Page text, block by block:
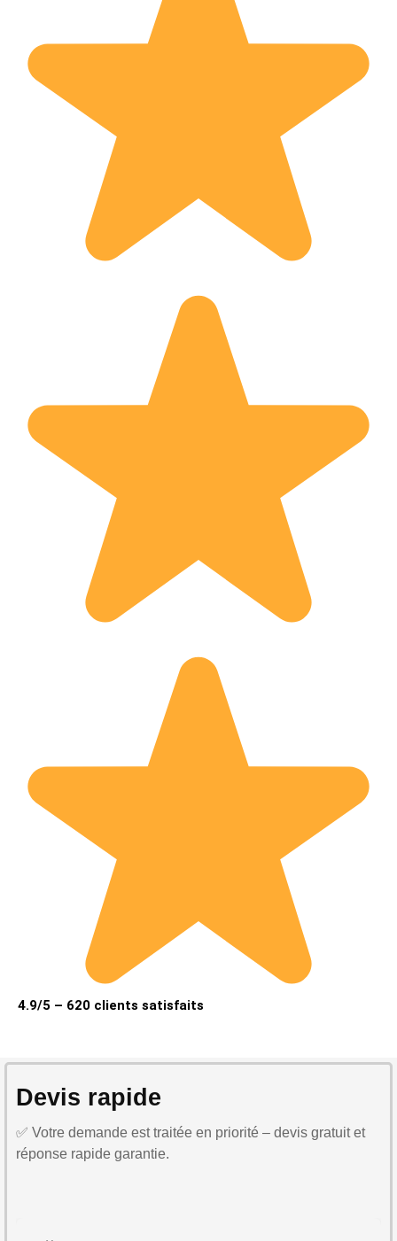
4.9/5 – 620 clients satisfaits
Devis rapide
✅ Votre demande est traitée en priorité – devis gratuit et
réponse rapide garantie.